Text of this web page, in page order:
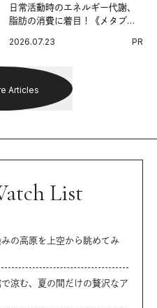
日常活動時のエネルギー代謝、
脂肪の消費に着目！《メタプラ
習慣。
2026.07.23 PR
Articles
List
の高原を上空から眺めてみ
涼む、夏の間だけの贅沢なア